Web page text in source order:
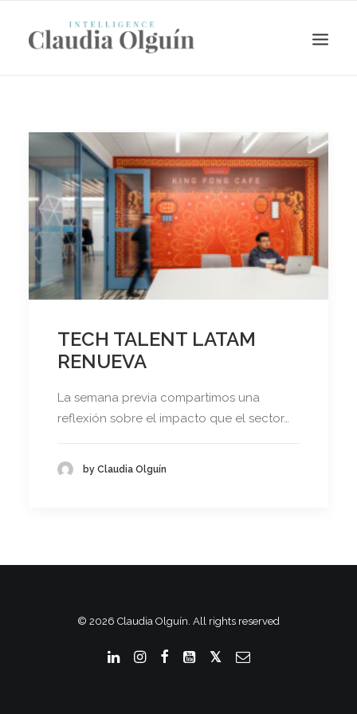
Search
TECH TALENT LATAM
RENUEVA
La semana previa compartimos una
reflexión sobre el impacto que el sector…
by Claudia Olguín
© 2026 Claudia Olguín. All rights reserved